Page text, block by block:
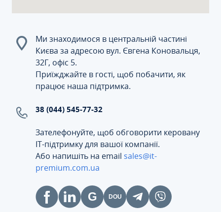
Ми знаходимося в центральній частині
Києва за адресою вул. Євгена Коновальця,
32Г, офіс 5.
Приїжджайте в гості, щоб побачити, як
працює наша підтримка.
38 (044) 545-77-32
Зателефонуйте, щоб обговорити керовану
ІТ-підтримку для вашої компанії.
Або напишіть на email sales@it-
premium.com.ua